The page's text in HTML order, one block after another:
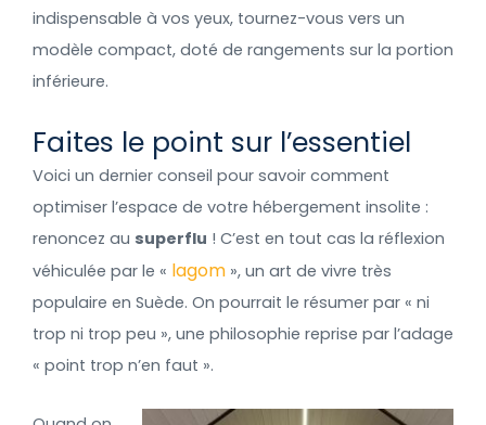
indispensable à vos yeux, tournez-vous vers un
modèle compact, doté de rangements sur la portion
inférieure.
Faites le point sur l’essentiel
Voici un dernier conseil pour savoir comment
optimiser l’espace de votre hébergement insolite :
renoncez au superflu ! C’est en tout cas la réflexion
véhiculée par le « lagom », un art de vivre très
populaire en Suède. On pourrait le résumer par « ni
trop ni trop peu », une philosophie reprise par l’adage
« point trop n’en faut ».